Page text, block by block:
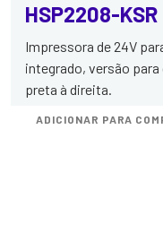
HSP2208-KSR
Impressora de 24V
integrado, versão
preta à direita.
ADICIONAR PARA